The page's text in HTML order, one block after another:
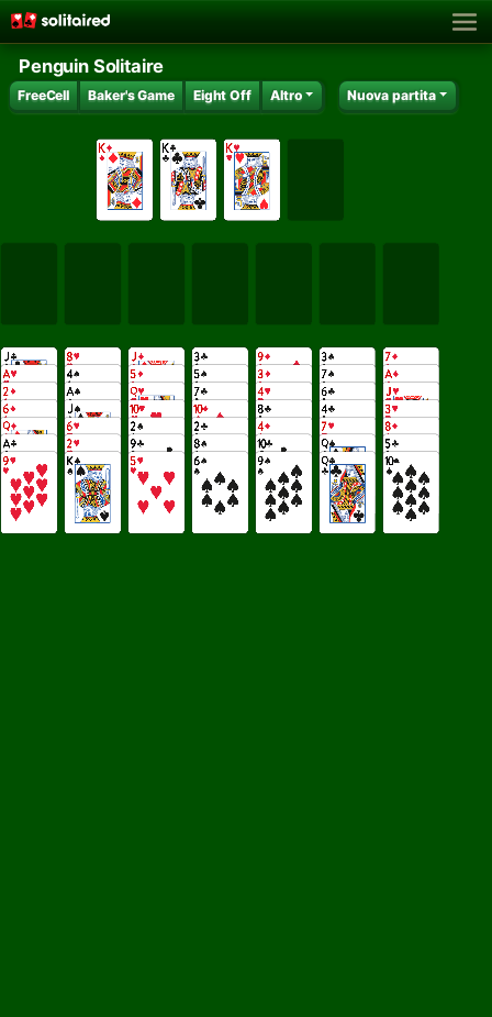
Penguin Solitaire
FreeCell Baker's Game Eight Off Altro Nuova partita